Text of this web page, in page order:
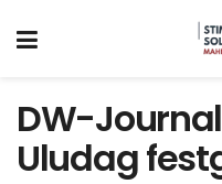
DW-
Uludag